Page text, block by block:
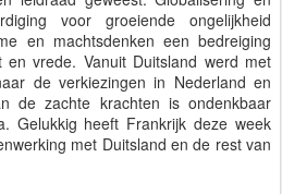
voor groeiende ongelijkheid
en machtsdenken een bedreiging
vrede. Vanuit Duitsland werd met
de verkiezingen in Nederland en
de zachte krachten is ondenkbaar
Gelukkig heeft Frankrijk deze week
met Duitsland en de rest van